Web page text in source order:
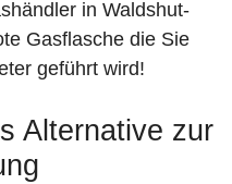
in Waldshut-
Gasflasche die Sie
geführt wird!
Alternative zur